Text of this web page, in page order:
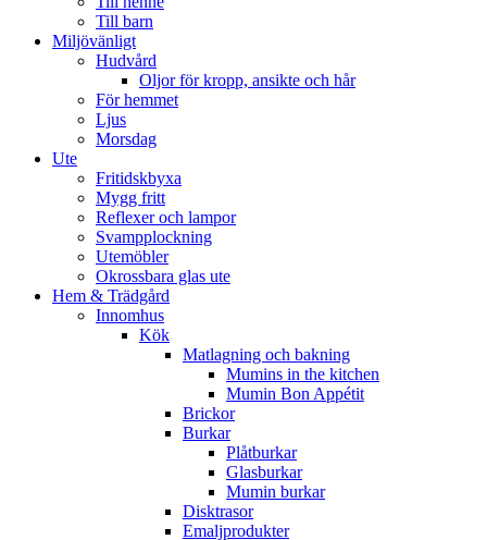
Till barn
Miljövänligt
Hudvård
Oljor för kropp, ansikte och hår
För hemmet
Ljus
Morsdag
Ute
Fritidskbyxa
Mygg fritt
Reflexer och lampor
Svampplockning
Utemöbler
Okrossbara glas ute
Hem & Trädgård
Innomhus
Kök
Matlagning och bakning
Mumins in the kitchen
Mumin Bon Appétit
Brickor
Burkar
Plåtburkar
Glasburkar
Mumin burkar
Disktrasor
Emaljprodukter